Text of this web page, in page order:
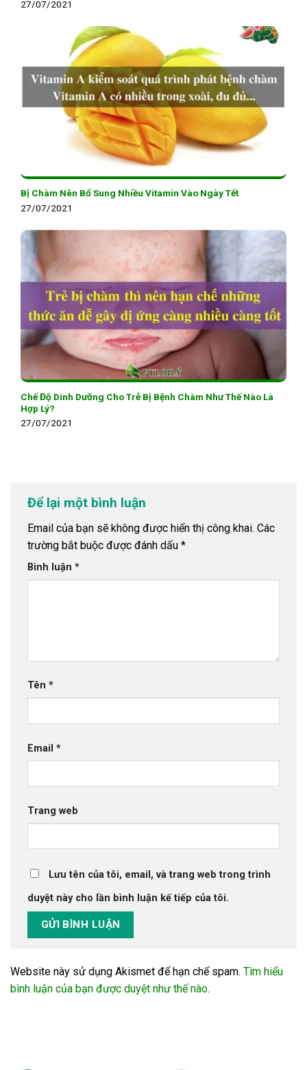
27/07/2021
Bị Chàm Nên Bổ Sung Nhiều Vitamin Vào Ngày Tết
27/07/2021
Chế Độ Dinh Dưỡng Cho Trẻ Bị Bệnh Chàm Như Thế Nào Là
Hợp Lý?
27/07/2021
Để lại một bình luận
Email của bạn sẽ không được hiển thị công khai. Các
trường bắt buộc được đánh dấu *
Bình luận *
Tên *
Email *
Trang web
Lưu tên của tôi, email, và trang web trong trình
duyệt này cho lần bình luận kế tiếp của tôi.
Website này sử dụng Akismet để hạn chế spam. Tìm hiểu
bình luận của bạn được duyệt như thế nào.